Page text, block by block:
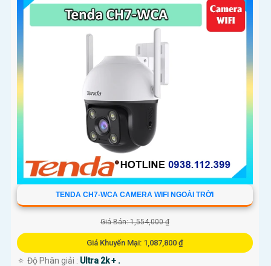
TENDA CH7-WCA CAMERA WIFI NGOÀI TRỜI
Giá Bán: 1,554,000 ₫
Giá Khuyến Mại: 1,087,800 ₫
🔅 Độ Phân giải : Ultra 2k + .